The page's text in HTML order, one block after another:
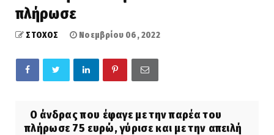
πλήρωσε
ΣΤΟΧΟΣ Νοεμβρίου 06, 2022
Ο άνδρας που έφαγε με την παρέα του
πλήρωσε 75 ευρώ, γύρισε και με την απειλή